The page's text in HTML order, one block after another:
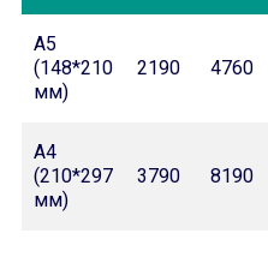
А5
(148*210
мм)
2190 4760
А4
(210*297
мм)
3790 8190